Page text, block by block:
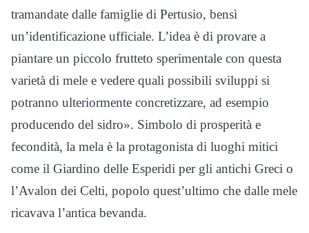
tramandate dalle famiglie di Pertusio, bensì
un’identificazione ufficiale. L’idea è di provare a
piantare un piccolo frutteto sperimentale con questa
varietà di mele e vedere quali possibili sviluppi si
potranno ulteriormente concretizzare, ad esempio
producendo del sidro». Simbolo di prosperità e
fecondità, la mela è la protagonista di luoghi mitici
come il Giardino delle Esperidi per gli antichi Greci o
l’Avalon dei Celti, popolo quest’ultimo che dalle mele
ricavava l’antica bevanda.